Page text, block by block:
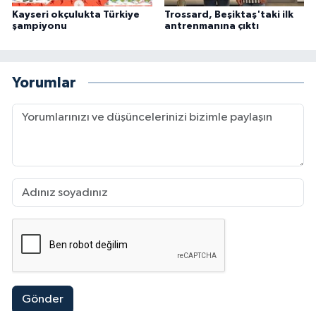
Kayseri okçulukta Türkiye
şampiyonu
Trossard, Beşiktaş'taki ilk
antrenmanına çıktı
Yorumlar
Gönder